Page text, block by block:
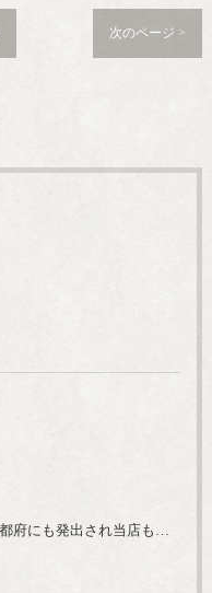
次のページ >
緊急事態宣言が京都府にも発出され当店も要請に従って20時完全閉店という形で営業なるべく短期間での要請解除へ一致団結です